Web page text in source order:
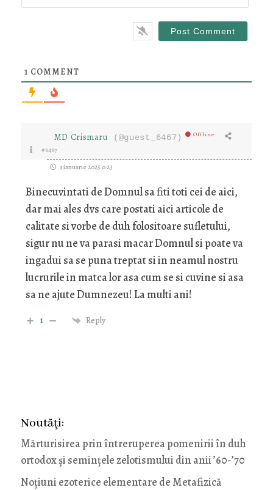
1 COMMENT
MD Crismaru (@guest_6467) Offline
#6467
1 ianuarie 2025 0:23
Binecuvintati de Domnul sa fiti toti cei de aici,
dar mai ales dvs care postati aici articole de
calitate si vorbe de duh folositoare sufletului,
sigur nu ne va parasi macar Domnul si poate va
ingadui sa se puna treptat si in neamul nostru
lucrurile in matca lor asa cum se si cuvine si asa
sa ne ajute Dumnezeu! La multi ani!
1 Reply
Noutăţi:
Mărturisirea prin întreruperea pomenirii în duh
ortodox și semințele zelotismului din anii ’60-’70
Noţiuni ezoterice elementare de Metafizică